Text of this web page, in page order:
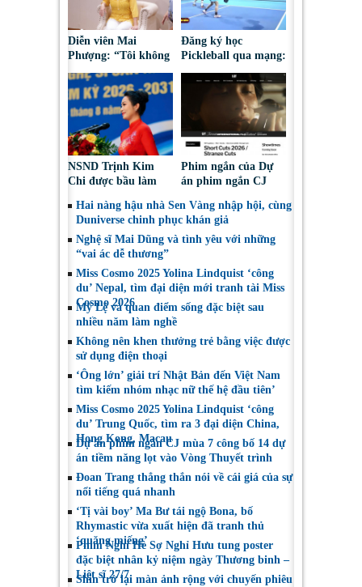
Diễn viên Mai
Phượng: “Tôi không
bao giờ hối hận về
những gì mình đã
chọn”
Đăng ký học
Pickleball qua mạng:
Nguy cơ bị chiếm
đoạt tài sản
NSND Trịnh Kim
Chi được bầu làm
Nghệ sĩ Sân khấu
Việt Nam
Phim ngắn của Dự
án phim ngắn CJ
tại LHP quốc tế
Toronto 2026
Hai nàng hậu nhà Sen Vàng nhập hội, cùng
Duniverse chinh phục khán giả
Nghệ sĩ Mai Dũng và tình yêu với những
“vai ác dễ thương”
Miss Cosmo 2025 Yolina Lindquist ‘công
du’ Nepal, tìm đại diện mới tranh tài Miss
Cosmo 2026
Mỹ Lệ và quan điểm sống đặc biệt sau
nhiều năm làm nghề
Không nên khen thưởng trẻ bằng việc được
sử dụng điện thoại
‘Ông lớn’ giải trí Nhật Bản đến Việt Nam
tìm kiếm nhóm nhạc nữ thế hệ đầu tiên’
Miss Cosmo 2025 Yolina Lindquist ‘công
du’ Trung Quốc, tìm ra 3 đại diện China,
Hong Kong, Macau
Dự án phim ngắn CJ mùa 7 công bố 14 dự
án tiềm năng lọt vào Vòng Thuyết trình
Đoan Trang thẳng thắn nói về cái giá của sự
nổi tiếng quá nhanh
‘Tị vài boy’ Ma Bư tái ngộ Bona, bố
Rhymastic vừa xuất hiện đã tranh thủ
‘quăng miếng’
Phim Nghỉ Hè Sợ Nghỉ Hưu tung poster
đặc biệt nhân kỷ niệm ngày Thương binh –
Liệt sĩ 27/7
Shin trở lại màn ảnh rộng với chuyến phiêu